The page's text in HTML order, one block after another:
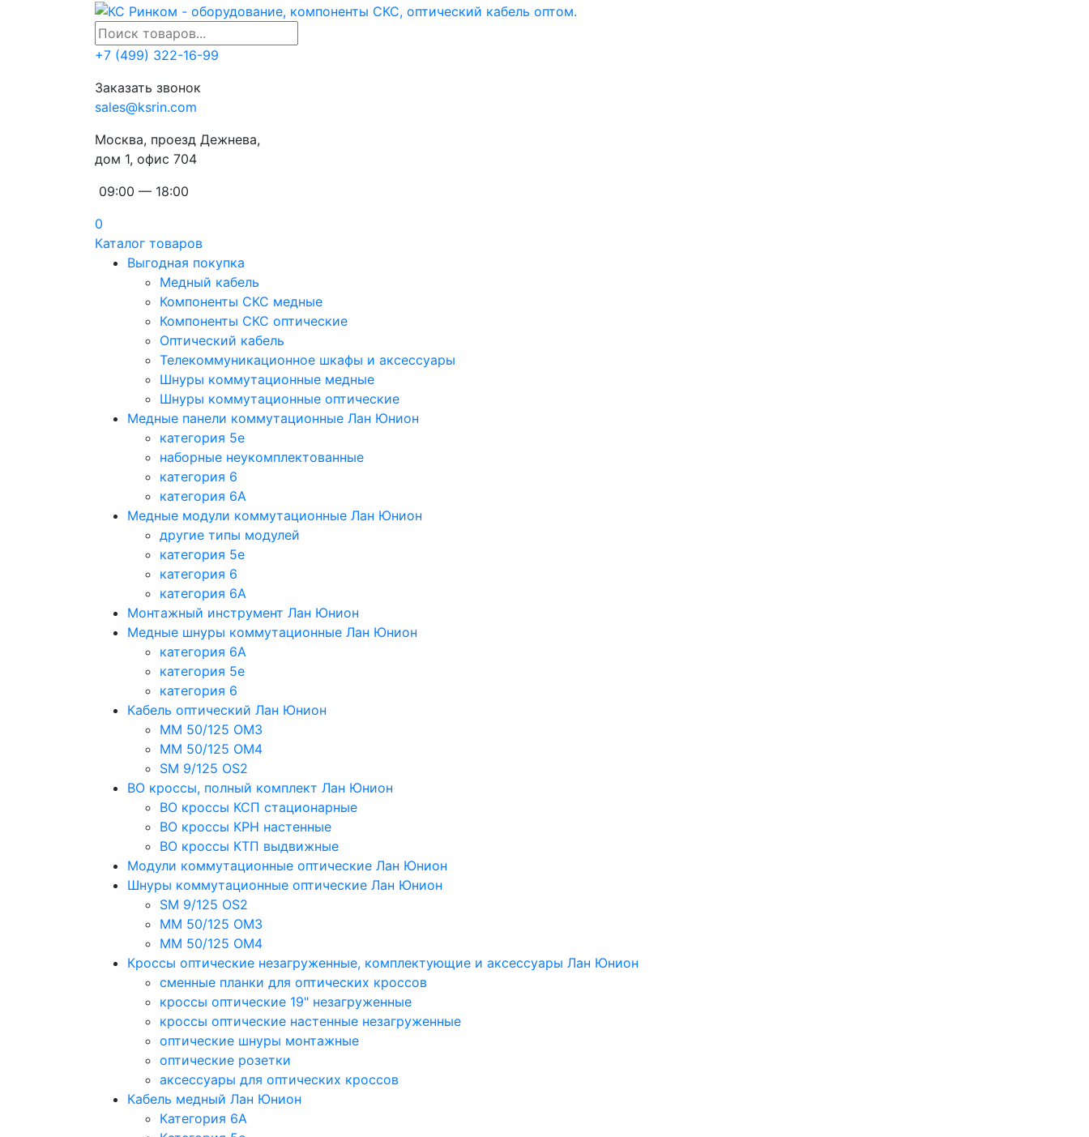
+7 (499) 322-16-99
Заказать звонок
sales@ksrin.com
Москва, проезд Дежнева,
дом 1, офис 704
09:00 — 18:00
0
Каталог товаров
Выгодная покупка
Медный кабель
Компоненты СКС медные
Компоненты СКС оптические
Оптический кабель
Телекоммуникационное шкафы и аксессуары
Шнуры коммутационные медные
Шнуры коммутационные оптические
Медные панели коммутационные Лан Юнион
категория 5e
наборные неукомплектованные
категория 6
категория 6A
Медные модули коммутационные Лан Юнион
другие типы модулей
категория 5е
категория 6
категория 6A
Монтажный инструмент Лан Юнион
Медные шнуры коммутационные Лан Юнион
категория 6A
категория 5e
категория 6
Кабель оптический Лан Юнион
MM 50/125 OM3
MM 50/125 OM4
SM 9/125 OS2
ВО кроссы, полный комплект Лан Юнион
ВО кроссы КСП стационарные
ВО кроссы КРН настенные
ВО кроссы КТП выдвижные
Модули коммутационные оптические Лан Юнион
Шнуры коммутационные оптические Лан Юнион
SM 9/125 OS2
MM 50/125 OM3
MM 50/125 OM4
Кроссы оптические незагруженные, комплектующие и аксессуары Лан Юнион
сменные планки для оптических кроссов
кроссы оптические 19" незагруженные
кроссы оптические настенные незагруженные
оптические шнуры монтажные
оптические розетки
аксессуары для оптических кроссов
Кабель медный Лан Юнион
Категория 6A